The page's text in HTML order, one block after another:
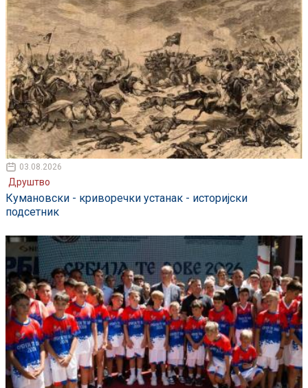
03.08.2026
Друштво
Кумановски - криворечки устанак - историјски
подсетник